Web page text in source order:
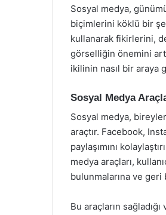
Sosyal medya,
biçimlerini köklü bir
kullanarak fikirlerini,
görselliğin önemini
ikilinin nasıl bir araya
Sosyal Medya
Sosyal medya,
araçtır. Facebook,
paylaşımını
medya araçları,
bulunmalarına ve geri
Bu araçların